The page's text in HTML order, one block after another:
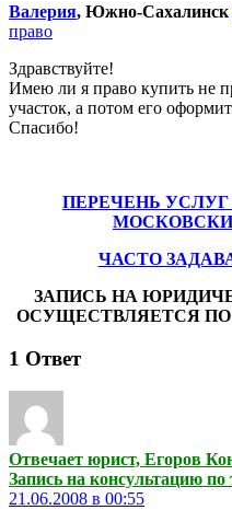
Валерия, Южно-Сахалинск
право
Здравствуйте!
Имею ли я право купить не
участок, а потом его
Спасибо!
ПЕРЕЧЕНЬ
ЧАСТО
ЗАПИСЬ НА
ОСУЩЕСТВЛЯЕТСЯ
1 Ответ
Отвечает юрист, Егоров
Запись на консультацию по
21.06.2008 в 00:55